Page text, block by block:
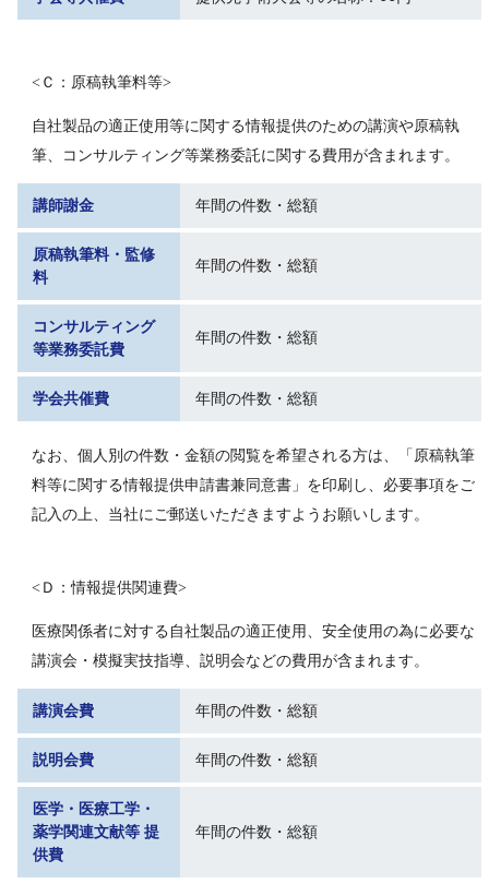
<Ｃ：原稿執筆料等>
自社製品の適正使用等に関する情報提供のための講演や原稿執
筆、コンサルティング等業務委託に関する費用が含まれます。
講師謝金 年間の件数・総額
原稿執筆料・監修
料
年間の件数・総額
コンサルティング
等業務委託費
年間の件数・総額
学会共催費 年間の件数・総額
なお、個人別の件数・金額の閲覧を希望される方は、「原稿執筆
料等に関する情報提供申請書兼同意書」を印刷し、必要事項をご
記入の上、当社にご郵送いただきますようお願いします。
<Ｄ：情報提供関連費>
医療関係者に対する自社製品の適正使用、安全使用の為に必要な
講演会・模擬実技指導、説明会などの費用が含まれます。
講演会費 年間の件数・総額
説明会費 年間の件数・総額
医学・医療工学・
薬学関連文献等 提
供費
年間の件数・総額